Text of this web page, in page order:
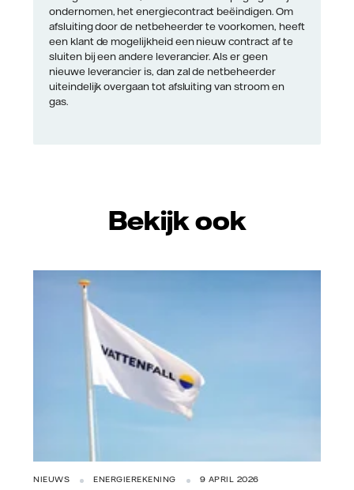
ondernomen, het energiecontract beëindigen. Om
afsluiting door de netbeheerder te voorkomen, heeft
een klant de mogelijkheid een nieuw contract af te
sluiten bij een andere leverancier. Als er geen
nieuwe leverancier is, dan zal de netbeheerder
uiteindelijk overgaan tot afsluiting van stroom en
gas.
Bekijk ook
Vattenfall
NIEUWS ENERGIEREKENING 9 APRIL 2026